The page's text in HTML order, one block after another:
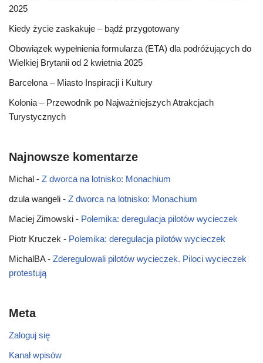
2025
Kiedy życie zaskakuje – bądź przygotowany
Obowiązek wypełnienia formularza (ETA) dla podróżujących do
Wielkiej Brytanii od 2 kwietnia 2025
Barcelona – Miasto Inspiracji i Kultury
Kolonia – Przewodnik po Najważniejszych Atrakcjach
Turystycznych
Najnowsze komentarze
Michal - Z dworca na lotnisko: Monachium
dzula wangeli - Z dworca na lotnisko: Monachium
Maciej Zimowski - Polemika: deregulacja pilotów wycieczek
Piotr Kruczek - Polemika: deregulacja pilotów wycieczek
MichalBA- Zderegulowali pilotów wycieczek. Piloci wycieczek
protestują
Meta
Zaloguj się
Kanał wpisów